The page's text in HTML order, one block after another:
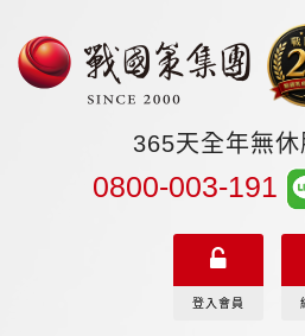
365天全年無
0800-003-191
登入會員